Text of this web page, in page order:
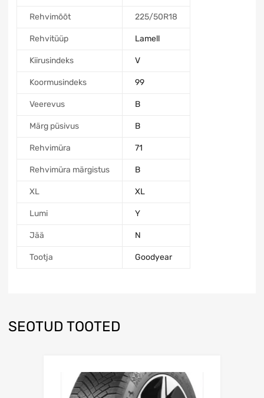
Rehvimõõt 225/50R18
Rehvitüüp Lamell
Kiirusindeks V
Koormusindeks 99
Veerevus B
Märg püsivus B
Rehvimüra 71
Rehvimüra märgistus B
XL XL
Lumi Y
Jää N
Tootja Goodyear
SEOTUD TOOTED